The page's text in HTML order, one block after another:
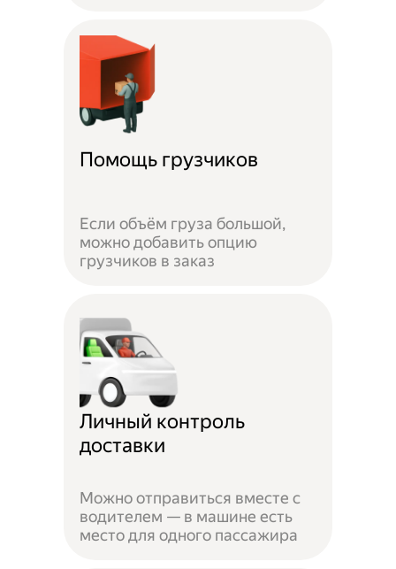
Помощь грузчиков
Если объём груза большой,
можно добавить опцию
грузчиков в заказ
Личный контроль
доставки
Можно отправиться вместе с
водителем — в машине есть
место для одного пассажира